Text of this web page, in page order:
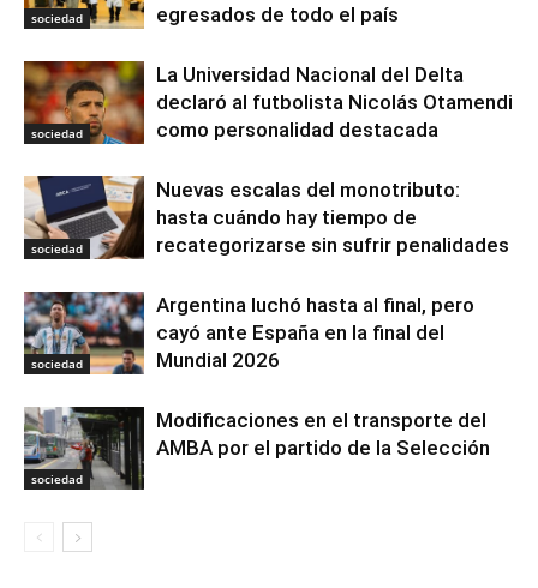
sociedad
egresados de todo el país
sociedad
La Universidad Nacional del Delta
declaró al futbolista Nicolás Otamendi
como personalidad destacada
sociedad
Nuevas escalas del monotributo:
hasta cuándo hay tiempo de
recategorizarse sin sufrir penalidades
sociedad
Argentina luchó hasta al final, pero
cayó ante España en la final del
Mundial 2026
sociedad
Modificaciones en el transporte del
AMBA por el partido de la Selección